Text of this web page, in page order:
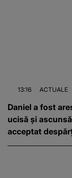
13:16 ACTUALE
Daniel a fost
ucisă și
acceptat